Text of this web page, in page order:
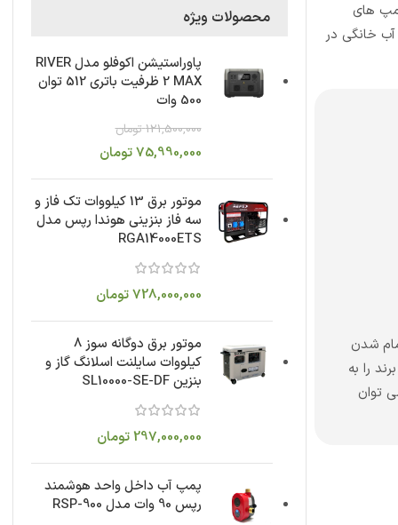
های
خانگی در
شدن
را به
توان
محصولات ویژه
پاوراستیشن اکوفلو مدل RIVER
2 MAX ظرفیت باتری 512 توان
500 وات
121,500,000تومان
75,990,000تومان
موتور برق 13 کیلووات تک فاز و
سه فاز بنزینی هوندا رپس مدل
RGA14000ETS
728,000,000تومان
موتور برق دوگانه سوز 8
کیلووات سایلنت اسلانگ گاز و
بنزین SL10000-SE-DF
297,000,000تومان
پمپ آب داخل واحد هوشمند
رپس 90 وات مدل RSP-900